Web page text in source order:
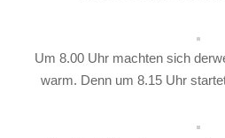
Um 8.00 Uhr machten sich
warm. Denn um 8.15 Uhr